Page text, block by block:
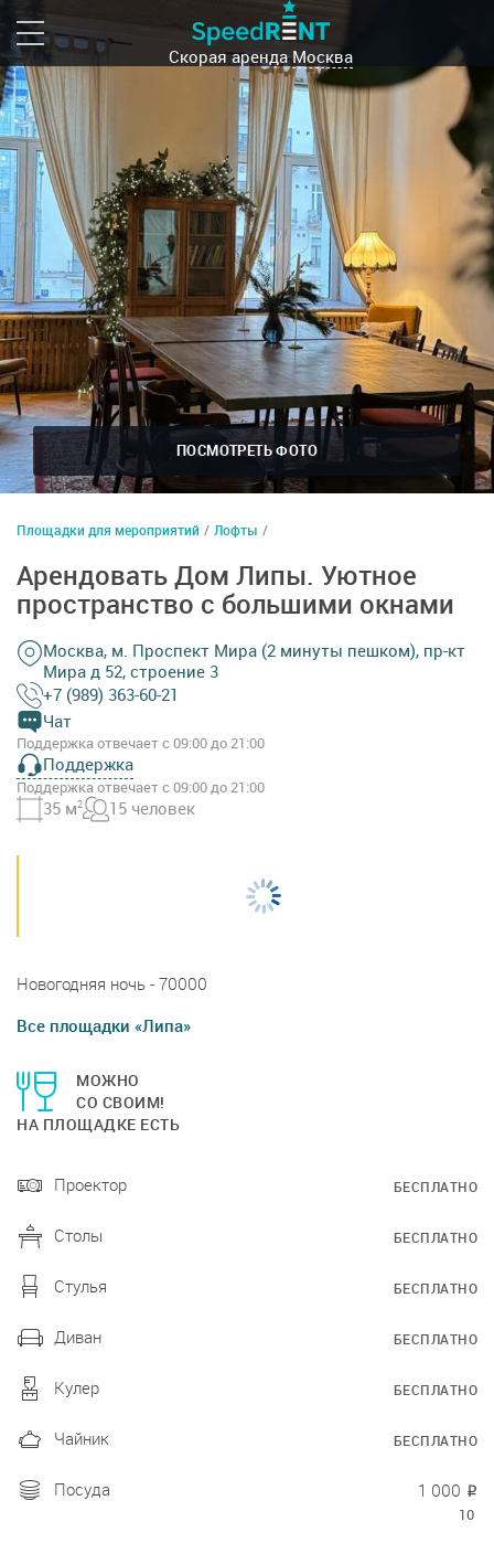
Скорая арендаМосква
ПОСМОТРЕТЬ ФОТО
Площадки для мероприятий / Лофты /
Арендовать Дом Липы. Уютное
пространство с большими окнами
Москва, м. Проспект Мира (2 минуты пешком), пр-кт
Мира д 52, строение 3
+7 (989) 363-60-21
Чат
Поддержка отвечает с 09:00 до 21:00
Поддержка
Поддержка отвечает с 09:00 до 21:00
35 м2 15 человек
Новогодняя ночь - 70000
Все площадки «Липа»
МОЖНО
СО СВОИМ!
НА ПЛОЩАДКЕ ЕСТЬ
Проектор БЕСПЛАТНО
Столы БЕСПЛАТНО
Стулья БЕСПЛАТНО
Диван БЕСПЛАТНО
Кулер БЕСПЛАТНО
Чайник БЕСПЛАТНО
Посуда
10
1 000 ₽